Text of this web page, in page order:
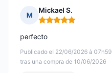
M
Mickael S.
Nota: 5 de 5
Publicado el 22/06/2026 à 07h59
tras una compra de 10/06/2026
perfecto